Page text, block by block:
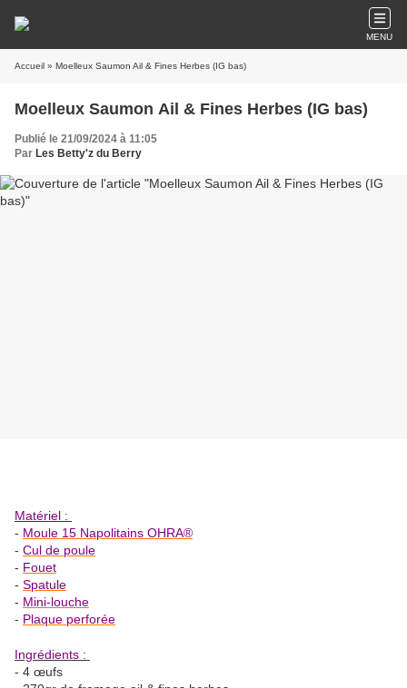
MENU
Accueil » Moelleux Saumon Ail & Fines Herbes (IG bas)
Moelleux Saumon Ail & Fines Herbes (IG bas)
Publié le 21/09/2024 à 11:05
Par Les Betty'z du Berry
Matériel :
- Moule 15 Napolitains OHRA®
- Cul de poule
- Fouet
- Spatule
- Mini-louche
- Plaque perforée
Ingrédients :
- 4 œufs